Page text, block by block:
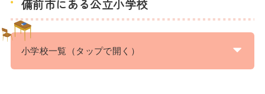
備前市にある公立小学校
小学校一覧（タップで開く）